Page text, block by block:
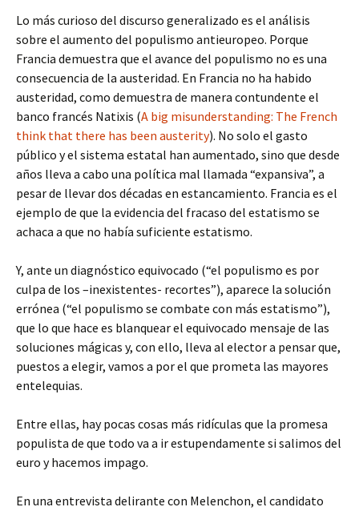
Lo más curioso del discurso generalizado es el análisis
sobre el aumento del populismo antieuropeo. Porque
Francia demuestra que el avance del populismo no es una
consecuencia de la austeridad. En Francia no ha habido
austeridad, como demuestra de manera contundente el
banco francés Natixis (A big misunderstanding: The French
think that there has been austerity). No solo el gasto
público y el sistema estatal han aumentado, sino que desde
años lleva a cabo una política mal llamada “expansiva”, a
pesar de llevar dos décadas en estancamiento. Francia es el
ejemplo de que la evidencia del fracaso del estatismo se
achaca a que no había suficiente estatismo.
Y, ante un diagnóstico equivocado (“el populismo es por
culpa de los –inexistentes- recortes”), aparece la solución
errónea (“el populismo se combate con más estatismo”),
que lo que hace es blanquear el equivocado mensaje de las
soluciones mágicas y, con ello, lleva al elector a pensar que,
puestos a elegir, vamos a por el que prometa las mayores
entelequias.
Entre ellas, hay pocas cosas más ridículas que la promesa
populista de que todo va a ir estupendamente si salimos del
euro y hacemos impago.
En una entrevista delirante con Melenchon, el candidato